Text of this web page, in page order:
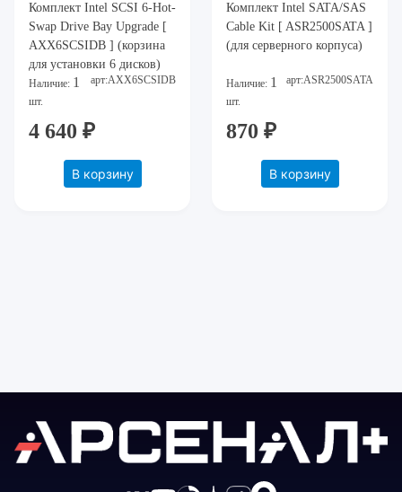
Комплект Intel SCSI 6-Hot-
Swap Drive Bay Upgrade [
AXX6SCSIDB ] (корзина
для установки 6 дисков)
Наличие: 1
шт.
арт:AXX6SCSIDB
4 640 ₽
В корзину
Комплект Intel SATA/SAS
Cable Kit [ ASR2500SATA ]
(для серверного корпуса)
Наличие: 1
шт.
арт:ASR2500SATA
870 ₽
В корзину